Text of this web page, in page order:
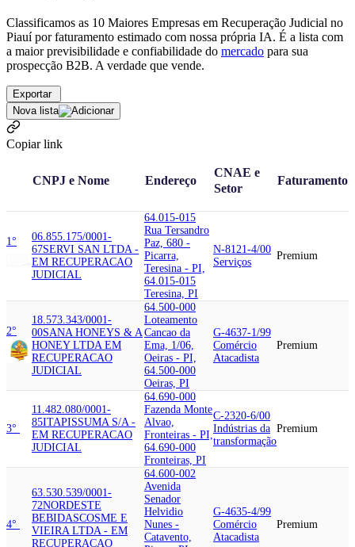
Classificamos as 10 Maiores Empresas em Recuperação Judicial no
Piauí por faturamento estimado com nossa própria IA. É a lista com
a maior previsibilidade e confiabilidade do mercado para sua
prospecção B2B. A verdade que vende.
Exportar
Nova lista
Copiar link
CNPJ e Nome Endereço
CNAE e
Setor
Faturamento
1°
06.855.175/0001-
67SERVI SAN LTDA -
EM RECUPERACAO
JUDICIAL
64.015-015
Rua Tersandro
Paz, 680 -
Picarra,
Teresina - PI,
64.015-015
Teresina, PI
N-8121-4/00
Serviços
Premium
2°
18.573.343/0001-
00SANA HONEYS & A
HONEY LTDA EM
RECUPERACAO
JUDICIAL
64.500-000
Loteamento
Cancao da
Ema, 1/06,
Oeiras - PI,
64.500-000
Oeiras, PI
G-4637-1/99
Comércio
Atacadista
Premium
3°
11.482.080/0001-
85ITAPISSUMA S/A -
EM RECUPERACAO
JUDICIAL
64.690-000
Fazenda Monte
Alvao,
Fronteiras - PI,
64.690-000
Fronteiras, PI
C-2320-6/00
Indústrias da
transformação
Premium
4°
63.530.539/0001-
72NORDESTE
BEBIDASCOSME E
VIEIRA LTDA - EM
RECUPERACAO
64.600-002
Avenida
Senador
Helvidio
Nunes -
Catavento,
G-4635-4/99
Comércio
Atacadista
Premium